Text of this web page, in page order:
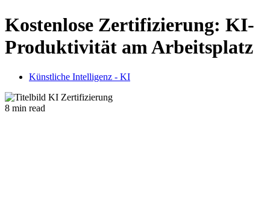
Kostenlose Zertifizierung: KI-
Produktivität am Arbeitsplatz
Künstliche Intelligenz - KI
8 min read